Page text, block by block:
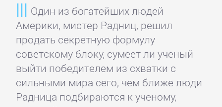
Один из богатейших людей
Америки, мистер Радниц, решил
продать секретную формулу
советскому блоку, сумеет ли ученый
выйти победителем из схватки с
сильными мира сего, чем ближе люди
Радница подбираются к ученому,
Детские
стихи
Зарубежные
детские
книги